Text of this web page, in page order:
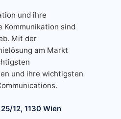
und ihre
Kommunikation sind
Mit der
am Markt
und ihre wichtigsten
12, 1130 Wien